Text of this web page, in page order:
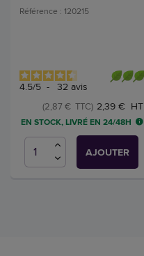
Référence : 120215
4.5/5 - 32 avis
2,39 € HT
(2,87 € TTC)
EN STOCK, LIVRÉ EN 24/48H
AJOUTER